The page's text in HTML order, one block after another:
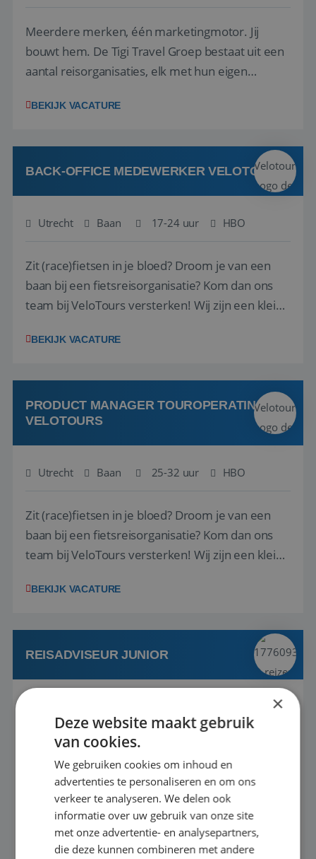
Meerdere merken, één marketingmotor. Jij
bouwt hem. De Tigi Travel Groep bestaat uit een
aantal reisorganisaties, elk met hun eigen
Travel, Vinea Hockey, Mambo Travel en Samen
doelgroepen, maar allemaal met dezelfde
overtui...
BEKIJK VACATURE
BACK-OFFICE MEDEWERKER VELOTOURS
Utrecht Baan 17-24 uur HBO
Zit (race)fietsen in je bloed? Droom je van een
baan bij een fietsreisorganisatie? Kom dan ons
team bij VeloTours versterken! Wij zijn een kleine
gespecialiseerd in reizen voor racefietsers en
van Central Events BV, een spor...
BEKIJK VACATURE
PRODUCT MANAGER TOUROPERATING
VELOTOURS
Utrecht Baan 25-32 uur HBO
Zit (race)fietsen in je bloed? Droom je van een
baan bij een fietsreisorganisatie? Kom dan ons
team bij VeloTours versterken! Wij zijn een kleine
gespecialiseerd in reizen voor racefietsers en
van Central Events BV, een spo...
BEKIJK VACATURE
REISADVISEUR JUNIOR
25-32 uur
MBO
Met jouw ervaring in de reisbranche of
achtergrond in toerisme ben je klaar voor de
volgende stap. Vanaf je stoel reis je de hele
wereld over en speel je moeiteloos in op de
wensen van je team, je klant en wat er in de
BEKIJK VACATURE
×
Deze website maakt gebruik
van cookies.
We gebruiken cookies om inhoud en
advertenties te personaliseren en om ons
verkeer te analyseren. We delen ook
informatie over uw gebruik van onze site
met onze advertentie- en analysepartners,
die deze kunnen combineren met andere